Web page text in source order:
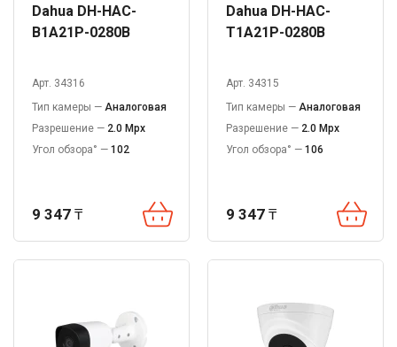
Dahua DH-HAC-
B1A21P-0280B
Арт. 34316
Тип камеры — Аналоговая
Разрешение — 2.0 Mpx
Угол обзора° — 102
9 347 ₸
Dahua DH-HAC-
T1A21P-0280B
Арт. 34315
Тип камеры — Аналоговая
Разрешение — 2.0 Mpx
Угол обзора° — 106
9 347 ₸